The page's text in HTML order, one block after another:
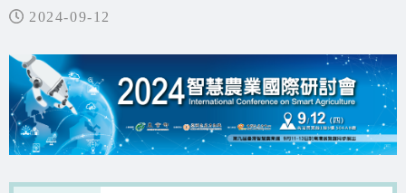
2024-09-12
技服專區
技術專區